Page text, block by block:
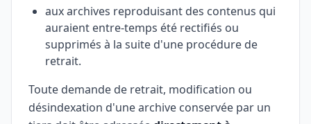
aux archives reproduisant des contenus qui
auraient entre-temps été rectifiés ou
supprimés à la suite d'une procédure de
retrait.
Toute demande de retrait, modification ou
désindexation d'une archive conservée par un